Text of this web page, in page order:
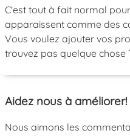
C'est tout à fait normal
apparaissent comme des
Vous voulez ajouter vos
trouvez pas quelque chose
Aidez nous à améliorer!
Nous aimons les